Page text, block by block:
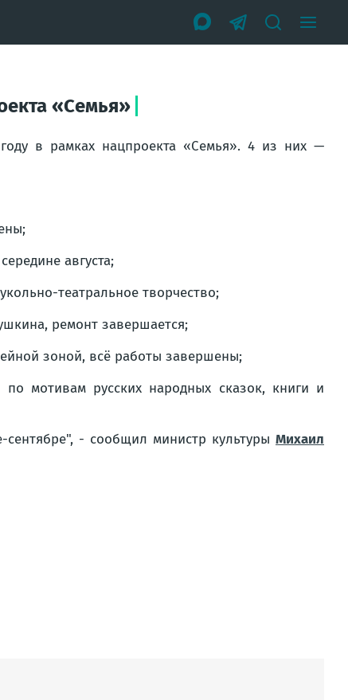
«Семья»
в рамках нацпроекта «Семья». 4 из них —
августа;
театральное творчество;
ремонт завершается;
зоной, всё работы завершены;
мотивам русских народных сказок, книги и
- сообщил министр культуры Михаил